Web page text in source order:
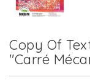
Copy Of
"Carré